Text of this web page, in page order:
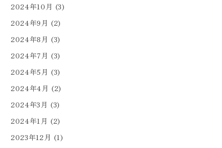
2024年10月 (3)
2024年9月 (2)
2024年8月 (3)
2024年7月 (3)
2024年5月 (3)
2024年4月 (2)
2024年3月 (3)
2024年1月 (2)
2023年12月 (1)